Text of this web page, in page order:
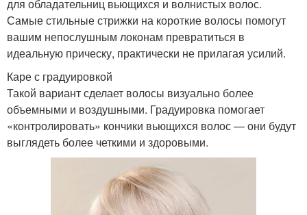
для обладательниц вьющихся и волнистых волос.
Самые стильные стрижки на короткие волосы помогут
вашим непослушным локонам превратиться в
идеальную прическу, практически не прилагая усилий.
Каре с градуировкой
Такой вариант сделает волосы визуально более
объемными и воздушными. Градуировка помогает
«контролировать» кончики вьющихся волос — они будут
выглядеть более четкими и здоровыми.